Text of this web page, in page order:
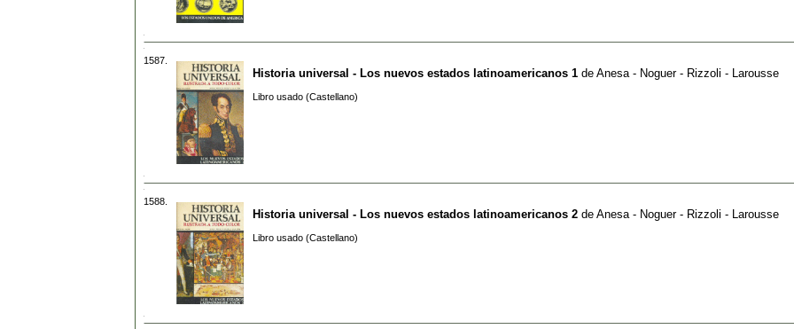
1587.
Historia universal - Los nuevos estados latinoamericanos 1 de Anesa - Noguer - Rizzoli - Larousse
Libro usado (Castellano)
1588.
Historia universal - Los nuevos estados latinoamericanos 2 de Anesa - Noguer - Rizzoli - Larousse
Libro usado (Castellano)